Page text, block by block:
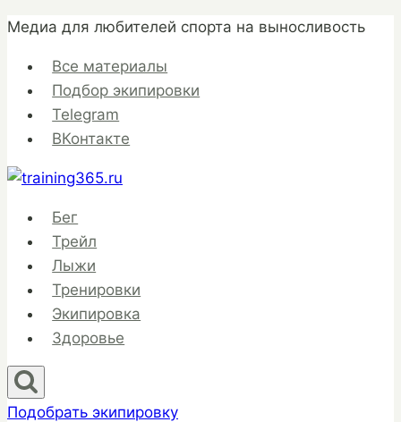
Перейти
содержимому
Медиа для любителей спорта на выносливость
Все материалы
Подбор экипировки
Telegram
ВКонтакте
Бег
Трейл
Лыжи
Тренировки
Экипировка
Здоровье
Подобрать экипировку